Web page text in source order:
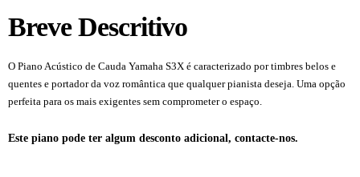
Breve Descritivo
O Piano Acústico de Cauda Yamaha S3X é caracterizado por timbres belos e
quentes e portador da voz romântica que qualquer pianista deseja. Uma opção
perfeita para os mais exigentes sem comprometer o espaço.
Este piano pode ter algum desconto adicional, contacte-nos.